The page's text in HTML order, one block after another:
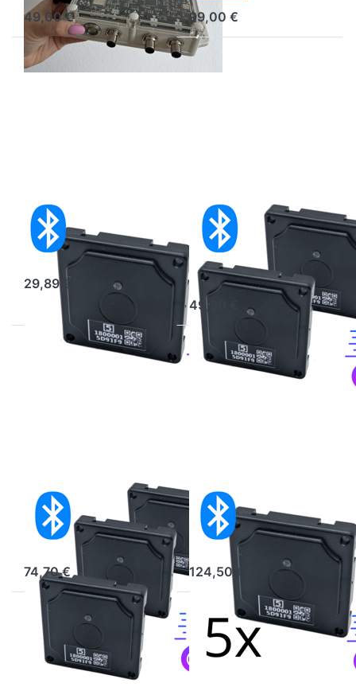
49,00 € 99,00 €
Sensore di
temperatura
Bluetooth
29,89 €
Sensore di
temperatura
Bluetooth, set da
2
49,80 €
Set da 3 sensori
di temperatura
Bluetooth
74,70 €
Set da 5 sensori
di temperatura
Bluetooth
124,50 €